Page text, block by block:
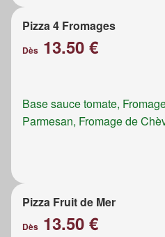
Pizza 4 Fromages
Dès 13.50 €
Base sauce tomate,
Parmesan, Fromage de
Pizza Fruit de Mer
Dès 13.50 €